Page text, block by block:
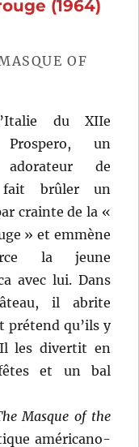
Anthony
(1964)
OF
du XIIe
Prospero, un
de
fait brûler un
crainte de la «
» et emmène
la jeune
avec lui. Dans
il abrite
prétend qu’ils y
les divertit en
et un bal
Masque of the
américano-